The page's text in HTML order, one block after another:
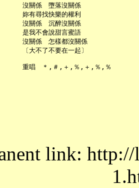
     沒關係　墮落沒關係
     妳有尋找快樂的權利
     沒關係　沉醉沒關係
     是我不會說甜言蜜語
     沒關係　怎樣都沒關係
     〔大不了不要在一起〕
link: